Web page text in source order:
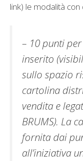
link) le modalità con
– 10 punti
inserito
sullo spazio
cartolina
vendita e
BRUMS). La
fornita dai
all’iniziativa